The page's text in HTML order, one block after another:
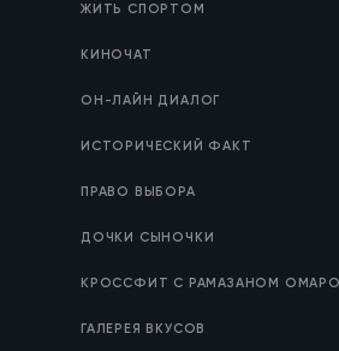
ЖИТЬ СПОРТОМ
КИНОЧАТ
ОН-ЛАЙН ДИАЛОГ
ИСТОРИЧЕСКИЙ ФАКТ
ПРАВО ВЫБОРА
ДОЧКИ СЫНОЧКИ
КРОССФИТ С РАМАЗАНОМ
ГАЛЕРЕЯ ВКУСОВ